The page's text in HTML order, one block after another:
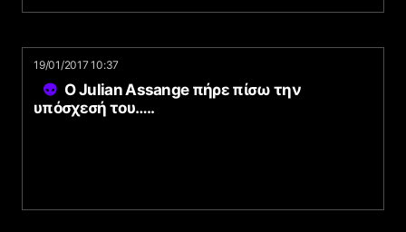
19/01/2017 10:37
Ο Julian Assange πήρε πίσω την
υπόσχεσή του…..